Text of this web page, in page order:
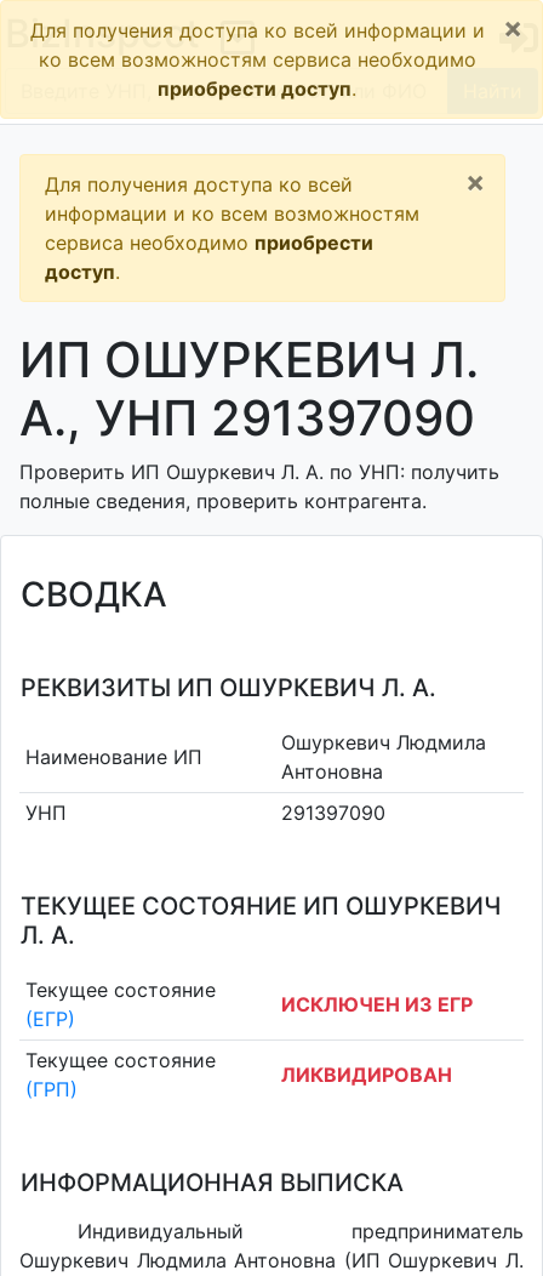
BizInspect
Для получения доступа ко всей информации и
ко всем возможностям сервиса необходимо
приобрести доступ.
×
Для получения доступа ко всей
информации и ко всем возможностям
сервиса необходимо приобрести
доступ.
×
ИП ОШУРКЕВИЧ Л.
А., УНП 291397090
Проверить ИП Ошуркевич Л. А. по УНП: получить
полные сведения, проверить контрагента.
СВОДКА
РЕКВИЗИТЫ ИП ОШУРКЕВИЧ Л. А.
Наименование ИП
Ошуркевич Людмила
Антоновна
УНП
291397090
ТЕКУЩЕЕ СОСТОЯНИЕ ИП ОШУРКЕВИЧ
Л. А.
Текущее состояние
(ЕГР)
ИСКЛЮЧЕН ИЗ ЕГР
Текущее состояние
(ГРП)
ЛИКВИДИРОВАН
ИНФОРМАЦИОННАЯ ВЫПИСКА
Индивидуальный предприниматель
Ошуркевич Людмила Антоновна (ИП Ошуркевич Л.